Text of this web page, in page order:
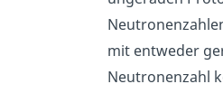
mit entweder
Neutronenzahl